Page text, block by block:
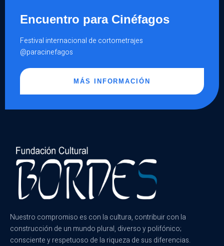
Encuentro para Cinéfagos
Festival internacional de cortometrajes
@paracinefagos
MÁS INFORMACIÓN
Nuestro compromiso es con la cultura, contribuir con la
construcción de un mundo plural, diverso y polifónico;
consciente y respetuoso de la riqueza de sus diferencias.